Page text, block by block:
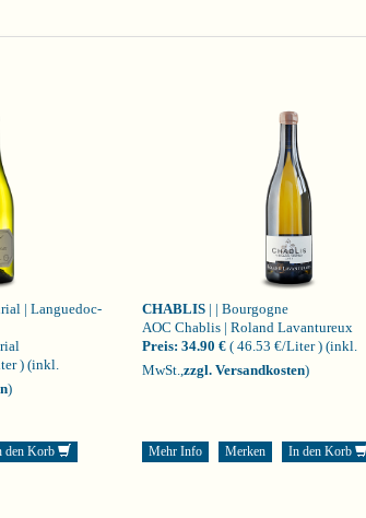
| Languedoc-
) (inkl.
)
den Korb
CHABLIS | | Bourgogne
AOC Chablis | Roland Lavantureux
Preis: 34.90 € ( 46.53 €/Liter ) (inkl.
MwSt., zzgl. Versandkosten)
Mehr Info Merken In den Korb